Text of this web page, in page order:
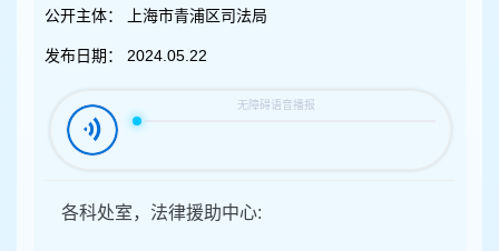
公开主体： 上海市青浦区司法局
发布日期： 2024.05.22
各科处室，法律援助中心: